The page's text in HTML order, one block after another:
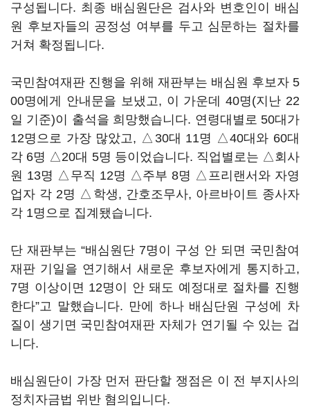
구성됩니다. 최종 배심원단은 검사와 변호인이 배심
원 후보자들의 공정성 여부를 두고 심문하는 절차를
거쳐 확정됩니다.
국민참여재판 진행을 위해 재판부는 배심원 후보자 5
00명에게 안내문을 보냈고, 이 가운데 40명(지난 22
일 기준)이 출석을 희망했습니다. 연령대별로 50대가
12명으로 가장 많았고, △30대 11명 △40대와 60대
각 6명 △20대 5명 등이었습니다. 직업별로는 △회사
원 13명 △무직 12명 △주부 8명 △프리랜서와 자영
업자 각 2명 △학생, 간호조무사, 아르바이트 종사자
각 1명으로 집계됐습니다.
단 재판부는 “배심원단 7명이 구성 안 되면 국민참여
재판 기일을 연기해서 새로운 후보자에게 통지하고,
7명 이상이면 12명이 안 돼도 예정대로 절차를 진행
한다”고 말했습니다. 만에 하나 배심단원 구성에 차
질이 생기면 국민참여재판 자체가 연기될 수 있는 겁
니다.
배심원단이 가장 먼저 판단할 쟁점은 이 전 부지사의
정치자금법 위반 혐의입니다.